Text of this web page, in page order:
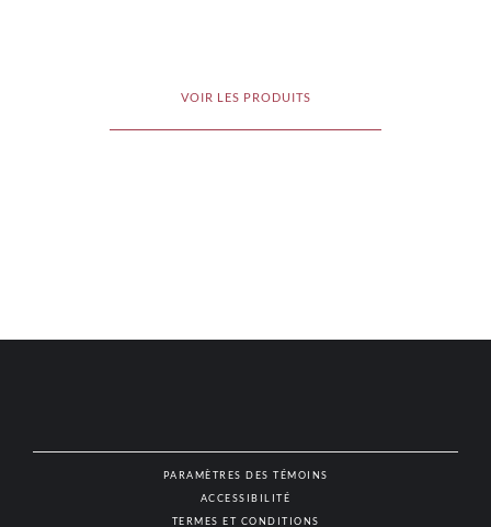
VOIR LES PRODUITS
PARAMÈTRES DES TÉMOINS
ACCESSIBILITÉ
TERMES ET CONDITIONS